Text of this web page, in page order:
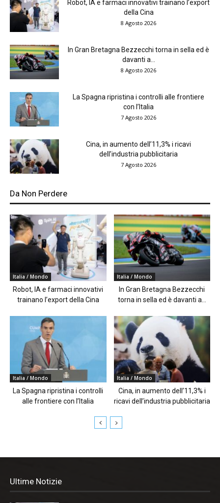
Robot, IA e farmaci innovativi trainano l’export
della Cina
8 Agosto 2026
In Gran Bretagna Bezzecchi torna in sella ed è
davanti a...
8 Agosto 2026
La Spagna ripristina i controlli alle frontiere
con l’Italia
7 Agosto 2026
Cina, in aumento dell’11,3% i ricavi
dell’industria pubblicitaria
7 Agosto 2026
Da Non Perdere
Italia / Mondo
Robot, IA e farmaci innovativi
trainano l’export della Cina
Italia / Mondo
In Gran Bretagna Bezzecchi
torna in sella ed è davanti a...
Italia / Mondo
La Spagna ripristina i controlli
alle frontiere con l’Italia
Italia / Mondo
Cina, in aumento dell’11,3% i
ricavi dell’industria pubblicitaria
Ultime Notizie